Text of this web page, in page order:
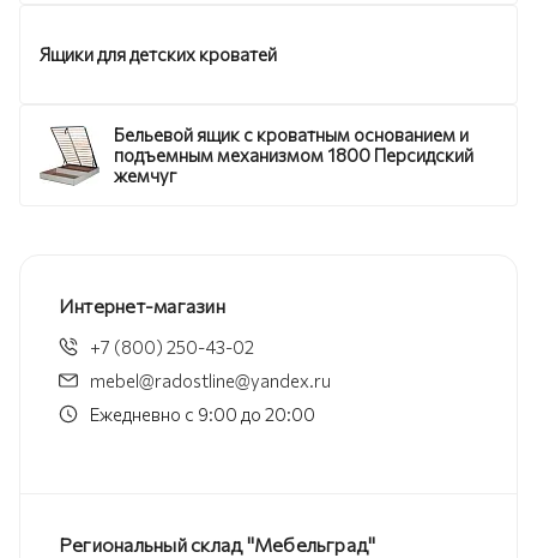
Ящики для детских кроватей
Бельевой ящик с кроватным основанием и
подъемным механизмом 1800 Персидский
жемчуг
Интернет-магазин
+7 (800) 250-43-02
mebel@radostline@yandex.ru
Ежедневно с 9:00 до 20:00
Региональный склад "Мебельград"